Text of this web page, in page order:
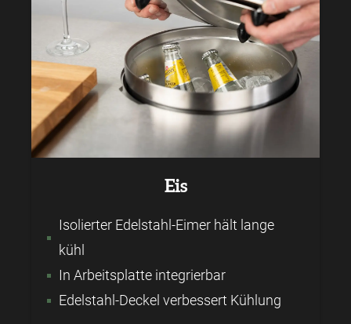
Eis
Isolierter Edelstahl-Eimer hält lange
kühl
In Arbeitsplatte integrierbar
Edelstahl-Deckel verbessert Kühlung